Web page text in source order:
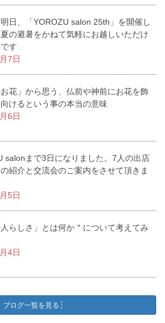
日、「YOROZU salon 25th」を開催し
の避暑をかねて気軽にお越しいただけ
す
7日
お花」から思う、仏前や神前にお花を飾
けるという事の本当の意味
6日
salonまで3日になりました。7人の出店
紹介と交流会のご案内をさせて頂きま
5日
人らしさ」とは何か＂について考えてみ
4日
ブログ一覧を見る